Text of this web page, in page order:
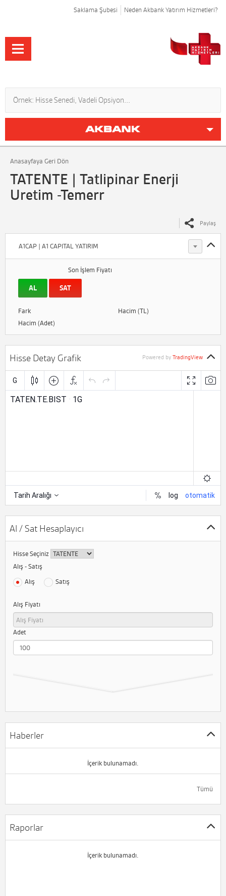
Saklama Şubesi Neden Akbank Yatırım Hizmetleri?
Anasayfaya Geri Dön
TATENTE | Tatlipinar Enerji
Uretim -Temerr
Paylaş
A1CAP | A1 CAPITAL YATIRIM
Son İşlem Fiyatı
AL SAT
Fark
Hacim (TL)
Hacim (Adet)
Hisse Detay Grafik Powered by TradingView
Al / Sat Hesaplayıcı
Hisse Seçiniz
Alış - Satış
Alış
Satış
Alış Fiyatı
Adet
Haberler
İçerik bulunamadı.
Tümü
Raporlar
İçerik bulunamadı.